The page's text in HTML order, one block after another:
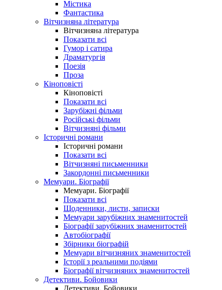
Містика
Фантастика
Вітчизняна література
Вітчизняна література
Показати всі
Гумор і сатира
Драматургія
Поезія
Проза
Кіноповісті
Кіноповісті
Показати всі
Зарубіжні фільми
Російські фільми
Вітчизняні фільми
Історичні романи
Історичні романи
Показати всі
Вітчизняні письменники
Закордонні письменники
Мемуари. Біографії
Мемуари. Біографії
Показати всі
Щоденники, листи, записки
Мемуари зарубіжних знаменитостей
Біографії зарубіжних знаменитостей
Автобіографії
Збірники біографій
Мемуари вітчизняних знаменитостей
Історії з реальними подіями
Біографії вітчизняних знаменитостей
Детективи. Бойовики
Детективи. Бойовики